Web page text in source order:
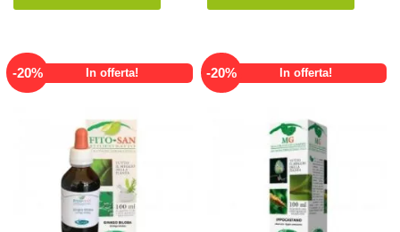
era:
è:
era:
è:
-20% In offerta! -20% In offerta!